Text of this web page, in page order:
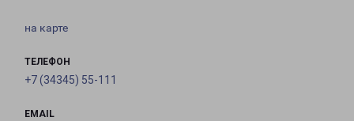
на карте
ТЕЛЕФОН
+7 (34345) 55-111
EMAIL